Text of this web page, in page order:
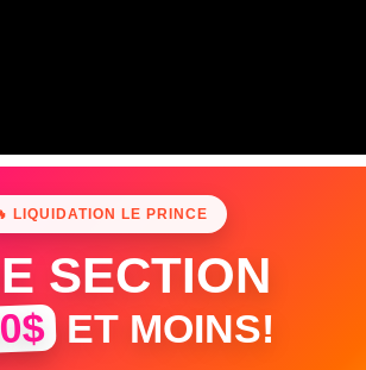
LIQUIDATION LE PRINCE
SECTION
ET MOINS!